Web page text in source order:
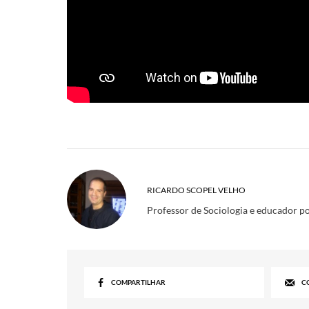
RICARDO SCOPEL VELHO
Professor de Sociologia e educador
COMPARTILHAR